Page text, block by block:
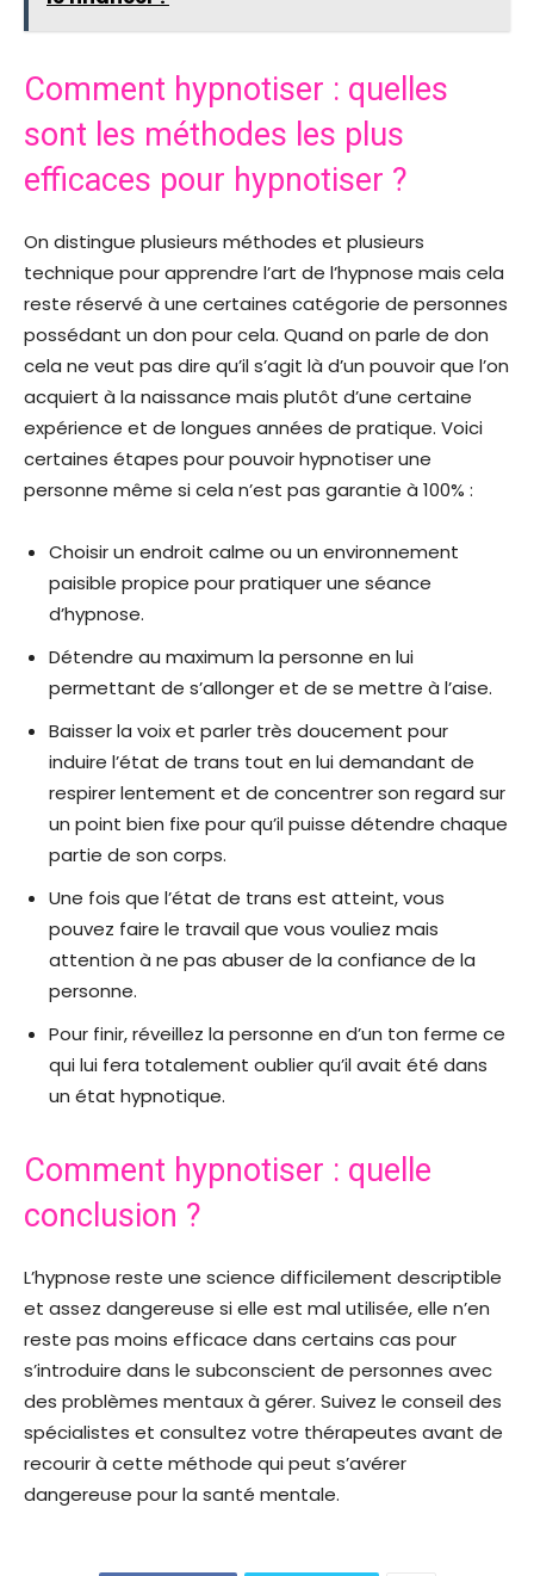
Comment hypnotiser : quelles
sont les méthodes les plus
efficaces pour hypnotiser ?
On distingue plusieurs méthodes et plusieurs
technique pour apprendre l’art de l’hypnose mais cela
reste réservé à une certaines catégorie de personnes
possédant un don pour cela. Quand on parle de don
cela ne veut pas dire qu’il s’agit là d’un pouvoir que l’on
acquiert à la naissance mais plutôt d’une certaine
expérience et de longues années de pratique. Voici
certaines étapes pour pouvoir hypnotiser une
personne même si cela n’est pas garantie à 100% :
Choisir un endroit calme ou un environnement
paisible propice pour pratiquer une séance
d’hypnose.
Détendre au maximum la personne en lui
permettant de s’allonger et de se mettre à l’aise.
Baisser la voix et parler très doucement pour
induire l’état de trans tout en lui demandant de
respirer lentement et de concentrer son regard sur
un point bien fixe pour qu’il puisse détendre chaque
partie de son corps.
Une fois que l’état de trans est atteint, vous
pouvez faire le travail que vous vouliez mais
attention à ne pas abuser de la confiance de la
personne.
Pour finir, réveillez la personne en d’un ton ferme ce
qui lui fera totalement oublier qu’il avait été dans
un état hypnotique.
Comment hypnotiser : quelle
conclusion ?
L’hypnose reste une science difficilement descriptible
et assez dangereuse si elle est mal utilisée, elle n’en
reste pas moins efficace dans certains cas pour
s’introduire dans le subconscient de personnes avec
des problèmes mentaux à gérer. Suivez le conseil des
spécialistes et consultez votre thérapeutes avant de
recourir à cette méthode qui peut s’avérer
dangereuse pour la santé mentale.